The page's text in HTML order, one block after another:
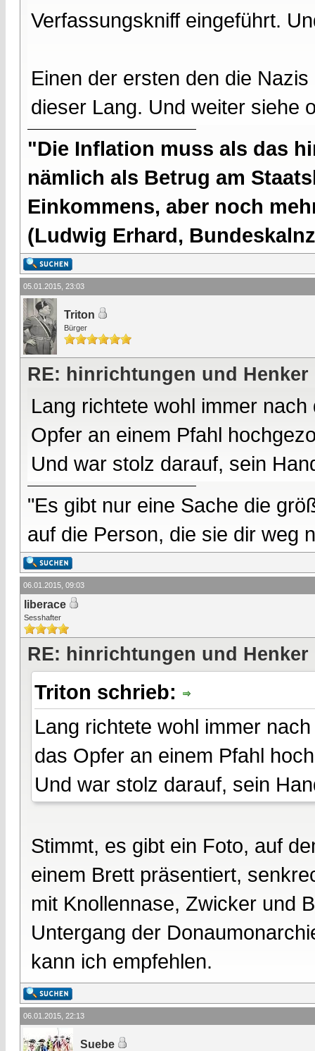
Verfassungskniff eingeführt.
Einen der ersten den die
dieser Lang. Und weiter siehe
"Die Inflation muss als das
nämlich als Betrug am
Einkommens, aber noch
(Ludwig Erhard,
05.01.2015, 23:03
Triton
Bürger
RE: hinrichtungen und Henker
Lang richtete wohl immer
Opfer an einem Pfahl
Und war stolz darauf, sein
"Es gibt nur eine Sache die
auf die Person, die sie dir weg
06.01.2015, 09:03
liberace
Sesshafter
RE: hinrichtungen und Henker
Triton schrieb:
Lang richtete wohl immer
das Opfer an einem Pfahl
Und war stolz darauf, sein
Stimmt, es gibt ein Foto, auf
einem Brett präsentiert,
mit Knollennase, Zwicker und
Untergang der
kann ich empfehlen.
06.01.2015, 22:13
Suebe